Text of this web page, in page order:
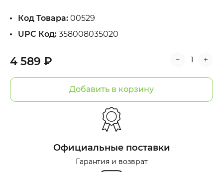
4 589 ₽
Добавить в корзину
Код Товара: 00529
UPC Код: 358008035020
Официальные поставки
Гарантия и возврат